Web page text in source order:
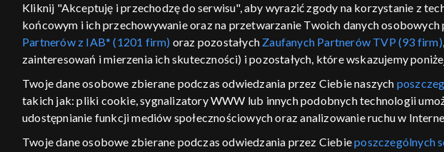
GEOLOKALIZACJA
ŁĄCZYSZ SIĘ SPOZA POLSKI
Kraj, z którego się łączysz, to Stany Zjednoczone ,
w związku z czym część tytułów na platformie TVP
VOD może być nieodstępna. Sprawdź, które
regulamin serwisu cennik polityka prywatności moje zgody pomoc
Kliknij "Akceptuję i przechodzę do serwisu", aby wyrazić zgody na korzystanie z
końcowym i ich przechowywanie oraz na przetwarzanie Twoich danych
Partnerów z IAB* (1201 firm) oraz pozostałych Zaufanych Partnerów TVP (93 firm)
zainteresowań i mierzenia ich skuteczności) i pozostałych, które wskazujemy
Twoje dane osobowe zbierane podczas odwiedzania przez Ciebie naszych
takich jak: pliki cookie, sygnalizatory WWW lub innych podobnych technologii
udostępnianie funkcji mediów społecznościowych oraz analizowanie ruchu w
Twoje dane osobowe zbierane podczas odwiedzania przez Ciebieposzczególnych